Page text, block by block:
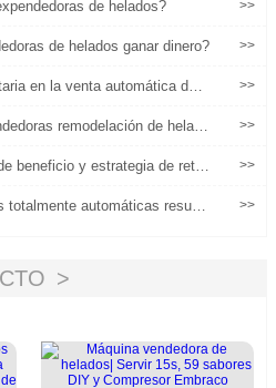
de helados? >>
de helados ganar dinero? >>
en la venta automática de h
>>
remodelación de helado
>>
beneficio y estrategia de retor
>>
totalmente automáticas resuel
>>